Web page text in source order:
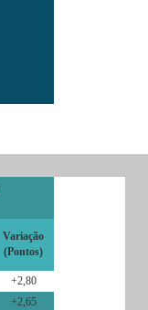
Variação
(Pontos)
+2,80
+2,65